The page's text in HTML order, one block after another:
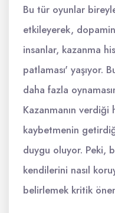
Bu tür oyunlar
etkileyerek, dopamin
insanlar, kazanma
patlaması' yaşıyor.
daha fazla
Kazanmanın
kaybetmenin
duygu oluyor. Peki,
kendilerini nasıl
belirlemek kritik